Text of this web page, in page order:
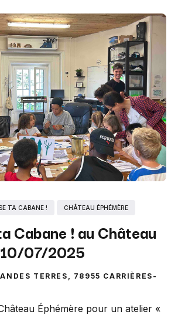
TA CABANE ! CHÂTEAU ÉPHÉMÈRE
Cabane ! au Château
07/2025
TERRES, 78955 CARRIÈRES-
Éphémère pour un atelier «